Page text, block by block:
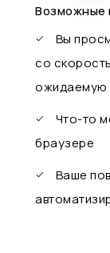
Возможные
Вы
со
ожидаемую
Что-то
браузере
Ваше